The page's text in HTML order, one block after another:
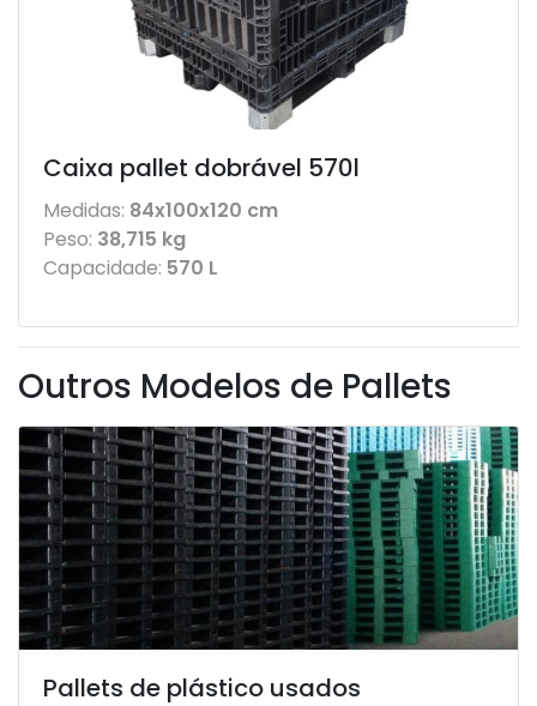
Caixa pallet dobrável 570l
Medidas: 84x100x120 cm
Peso: 38,715 kg
Capacidade: 570 L
Outros Modelos de Pallets
Pallets de plástico usados